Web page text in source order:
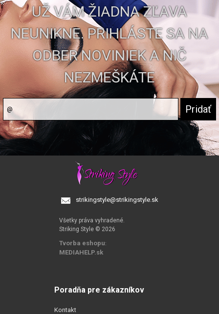
UŽ VÁM ŽIADNA ZĽAVA
NEUNIKNE. PRIHLÁSTE SA NA
ODBER NOVINIEK A NIČ
NEZMEŠKÁTE
strikingstyle@strikingstyle.sk
Všetky práva vyhradené.
Striking Style © 2026
Tvorba eshopu:
MEDIAHELP.sk
Poradňa pre zákazníkov
Kontakt